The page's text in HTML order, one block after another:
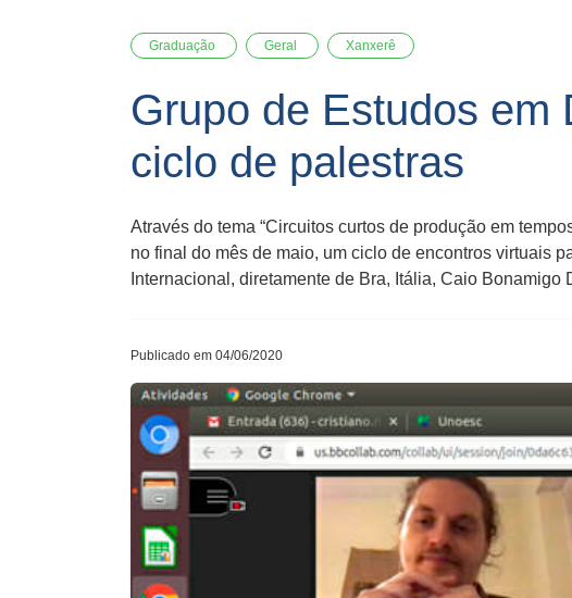
Graduação Geral Xanxerê
Grupo de Estudos em
ciclo de palestras
Através do tema “Circuitos curtos de produção em
no final do mês de maio, um ciclo de encontros virtuais
Internacional, diretamente de Bra, Itália, Caio Bonamigo
Publicado em 04/06/2020